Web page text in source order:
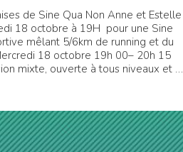
de Sine Qua Non Anne et Estelle
18 octobre à 19H pour une Sine
mêlant 5/6km de running et du
18 octobre 19h 00– 20h 15
mixte, ouverte à tous niveaux et …